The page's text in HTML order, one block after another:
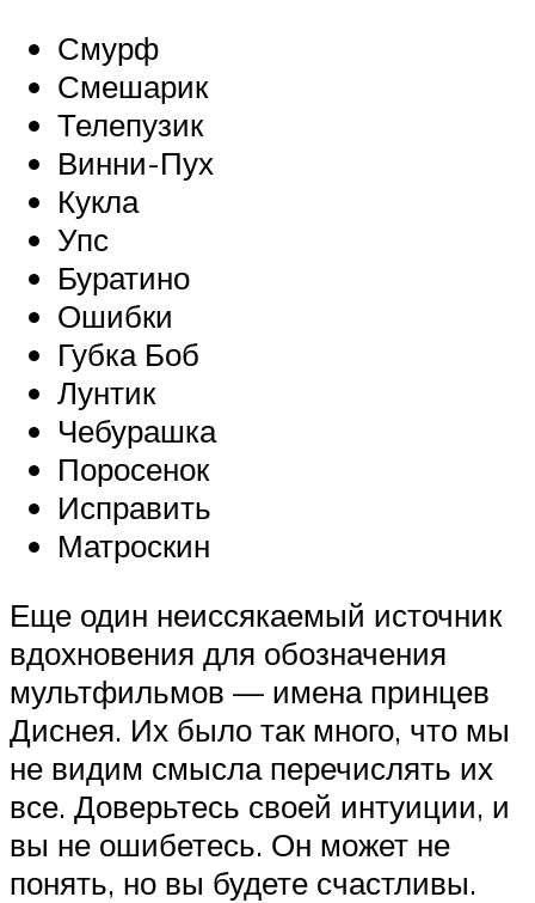
Смурф
Смешарик
Телепузик
Винни-Пух
Кукла
Упс
Буратино
Ошибки
Губка Боб
Лунтик
Чебурашка
Поросенок
Исправить
Матроскин
Еще один неиссякаемый источник
вдохновения для обозначения
мультфильмов — имена принцев
Диснея. Их было так много, что мы
не видим смысла перечислять их
все. Доверьтесь своей интуиции, и
вы не ошибетесь. Он может не
понять, но вы будете счастливы.